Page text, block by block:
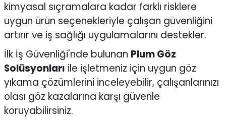
kimyasal sıçramalara kadar farklı risklere
uygun ürün seçenekleriyle çalışan güvenliğini
artırır ve iş sağlığı uygulamalarını destekler.
İlk İş Güvenliği'nde bulunan Plum Göz
Solüsyonları ile işletmeniz için uygun göz
yıkama çözümlerini inceleyebilir, çalışanlarınızı
olası göz kazalarına karşı güvenle
koruyabilirsiniz.